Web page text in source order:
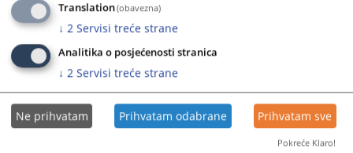
PREKRŠAJNO ODJELJENJE
u svim prekršajnim predmetima iz oblasti Zakona o osnovama
bezbednosti saobraćaja na putevima, Zakona o javnom redu i miru,
o zahtevima za brisanje kazne iz prekršajne evidencije
o zahtjevima za ponavljanje prekršajnog postupka
Translation(obavezna)
↓ 2 Servisi treće strane
Analitika o posjećenosti stranica
↓ 2 Servisi treće strane
Ne prihvatam Prihvatam odabrane Prihvatam sve
Pokreće Klaro!